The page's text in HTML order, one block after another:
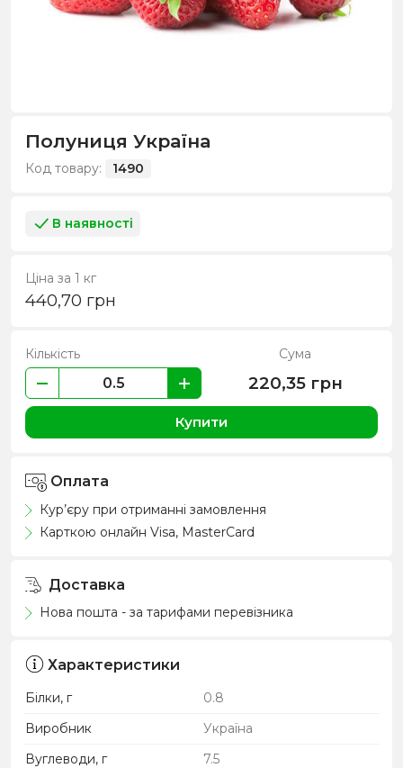
Полуниця Україна
Код товару: 1490
В наявності
Ціна за 1 кг
440,70 грн
Кількість Сума
220,35 грн
Купити
Оплата
Кур’єру при отриманні замовлення
Карткою онлайн Visa, MasterCard
Доставка
Нова пошта - за тарифами перевізника
Характеристики
Білки, г
0.8
Виробник
Україна
Вуглеводи, г
7.5